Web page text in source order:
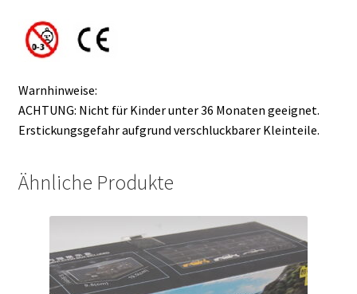
Warnhinweise:
ACHTUNG: Nicht für Kinder unter 36 Monaten geeignet.
Erstickungsgefahr aufgrund verschluckbarer Kleinteile.
Ähnliche Produkte